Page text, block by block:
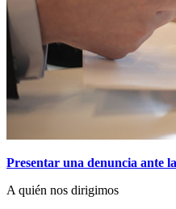
Presentar una denuncia ante
A quién nos dirigimos